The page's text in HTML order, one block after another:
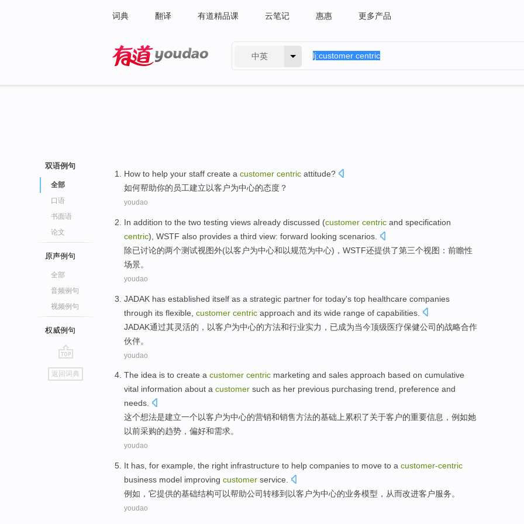
词典 翻译 有道精品课 云笔记 惠惠 更多产品
中英
双语例句
全部
口语
书面语
论文
原声例句
全部
音频例句
视频例句
权威例句
go
top
返回词典
How to help your staff create a customer centric attitude?
如何帮助你的员工建立以客户为中心的态度？
youdao
In addition to the two testing views already discussed (customer centric and specification
centric), WSTF also provides a third view: forward looking scenarios
除已讨论的两个测试视图外(以客户为中心和以规范为中心)， WSTF还提供了第三个视图 ： 前瞻性
场景。
youdao
JADAK has established itself as a strategic partner for today's top healthcare companies
through its flexible customer centric approach and its wide range of capabilities
JADAK通过其灵活的 ， 以客户为中心的方法和行业实力 ， 已成为当今顶级医疗保健公司的战略合作
伙伴。
youdao
The idea is to create a customer centric marketing and sales approach based on cumulative
vital information about a customer such as her previous purchasing trend, preference and
needs.
这个想法是建立一个以客户为中心的营销和销售方法的基础上累积了关于客户的重要信息 ， 例如她
以前采购的趋势 ， 偏好和需求。
youdao
It has, for example the right infrastructure to help companies to move to a customer-centric
business model improving customer service
例如 ， 它提供的基础结构可以帮助公司转移到 以客户为中心的业务模型 ， 从而改进客户服务。
youdao